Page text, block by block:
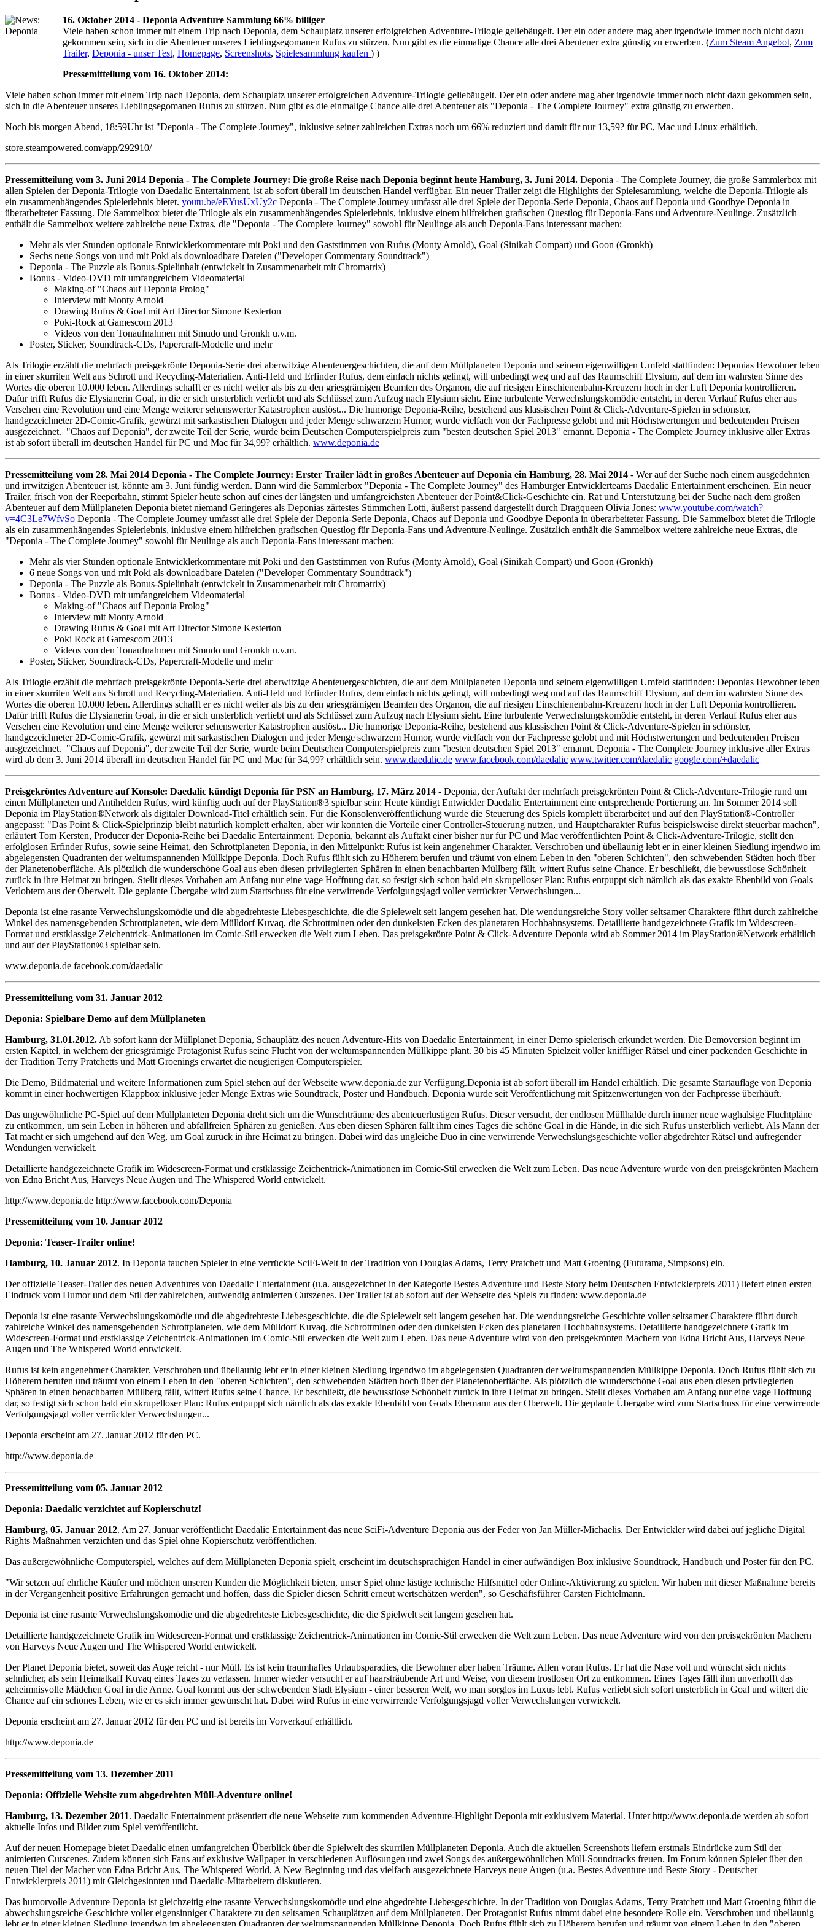
16. Oktober 2014 - Deponia Adventure Sammlung 66% billiger
Viele haben schon immer mit einem Trip nach Deponia, dem Schauplatz unserer erfolgreichen Adventure-Trilogie geliebäugelt. Der ein oder andere mag aber irgendwie immer noch nicht dazu
gekommen sein, sich in die Abenteuer unseres Lieblingsegomanen Rufus zu stürzen. Nun gibt es die einmalige Chance alle drei Abenteuer extra günstig zu erwerben. (Zum Steam Angebot, Zum
Trailer, Deponia - unser Test, Homepage, Screenshots, Spielesammlung kaufen ) )
Pressemitteilung vom 16. Oktober 2014:
Viele haben schon immer mit einem Trip nach Deponia, dem Schauplatz unserer erfolgreichen Adventure-Trilogie geliebäugelt. Der ein oder andere mag aber irgendwie immer noch nicht dazu gekommen sein,
sich in die Abenteuer unseres Lieblingsegomanen Rufus zu stürzen. Nun gibt es die einmalige Chance alle drei Abenteuer als "Deponia - The Complete Journey" extra günstig zu erwerben.
Noch bis morgen Abend, 18:59Uhr ist "Deponia - The Complete Journey", inklusive seiner zahlreichen Extras noch um 66% reduziert und damit für nur 13,59? für PC, Mac und Linux erhältlich.
store.steampowered.com/app/292910/
Pressemitteilung vom 3. Juni 2014 Deponia - The Complete Journey: Die große Reise nach Deponia beginnt heute Hamburg, 3. Juni 2014. Deponia - The Complete Journey, die große Sammlerbox mit
allen Spielen der Deponia-Trilogie von Daedalic Entertainment, ist ab sofort überall im deutschen Handel verfügbar. Ein neuer Trailer zeigt die Highlights der Spielesammlung, welche die Deponia-Trilogie als
ein zusammenhängendes Spielerlebnis bietet. youtu.be/eEYusUxUy2c Deponia - The Complete Journey umfasst alle drei Spiele der Deponia-Serie Deponia, Chaos auf Deponia und Goodbye Deponia in
überarbeiteter Fassung. Die Sammelbox bietet die Trilogie als ein zusammenhängendes Spielerlebnis, inklusive einem hilfreichen grafischen Questlog für Deponia-Fans und Adventure-Neulinge. Zusätzlich
enthält die Sammelbox weitere zahlreiche neue Extras, die "Deponia - The Complete Journey" sowohl für Neulinge als auch Deponia-Fans interessant machen:
Mehr als vier Stunden optionale Entwicklerkommentare mit Poki und den Gaststimmen von Rufus (Monty Arnold), Goal (Sinikah Compart) und Goon (Gronkh)
Sechs neue Songs von und mit Poki als downloadbare Dateien ("Developer Commentary Soundtrack")
Deponia - The Puzzle als Bonus-Spielinhalt (entwickelt in Zusammenarbeit mit Chromatrix)
Bonus - Video-DVD mit umfangreichem Videomaterial
Making-of "Chaos auf Deponia Prolog"
Interview mit Monty Arnold
Drawing Rufus & Goal mit Art Director Simone Kesterton
Poki-Rock at Gamescom 2013
Videos von den Tonaufnahmen mit Smudo und Gronkh u.v.m.
Poster, Sticker, Soundtrack-CDs, Papercraft-Modelle und mehr
Als Trilogie erzählt die mehrfach preisgekrönte Deponia-Serie drei aberwitzige Abenteuergeschichten, die auf dem Müllplaneten Deponia und seinem eigenwilligen Umfeld stattfinden: Deponias Bewohner leben
in einer skurrilen Welt aus Schrott und Recycling-Materialien. Anti-Held und Erfinder Rufus, dem einfach nichts gelingt, will unbedingt weg und auf das Raumschiff Elysium, auf dem im wahrsten Sinne des
Wortes die oberen 10.000 leben. Allerdings schafft er es nicht weiter als bis zu den griesgrämigen Beamten des Organon, die auf riesigen Einschienenbahn-Kreuzern hoch in der Luft Deponia kontrollieren.
Dafür trifft Rufus die Elysianerin Goal, in die er sich unsterblich verliebt und als Schlüssel zum Aufzug nach Elysium sieht. Eine turbulente Verwechslungskomödie entsteht, in deren Verlauf Rufus eher aus
Versehen eine Revolution und eine Menge weiterer sehenswerter Katastrophen auslöst... Die humorige Deponia-Reihe, bestehend aus klassischen Point & Click-Adventure-Spielen in schönster,
handgezeichneter 2D-Comic-Grafik, gewürzt mit sarkastischen Dialogen und jeder Menge schwarzem Humor, wurde vielfach von der Fachpresse gelobt und mit Höchstwertungen und bedeutenden Preisen
ausgezeichnet. "Chaos auf Deponia", der zweite Teil der Serie, wurde beim Deutschen Computerspielpreis zum "besten deutschen Spiel 2013" ernannt. Deponia - The Complete Journey inklusive aller Extras
ist ab sofort überall im deutschen Handel für PC und Mac für 34,99? erhältlich. www.deponia.de
Pressemitteilung vom 28. Mai 2014 Deponia - The Complete Journey: Erster Trailer lädt in großes Abenteuer auf Deponia ein Hamburg, 28. Mai 2014 - Wer auf der Suche nach einem ausgedehnten
und irrwitzigen Abenteuer ist, könnte am 3. Juni fündig werden. Dann wird die Sammlerbox "Deponia - The Complete Journey" des Hamburger Entwicklerteams Daedalic Entertainment erscheinen. Ein neuer
Trailer, frisch von der Reeperbahn, stimmt Spieler heute schon auf eines der längsten und umfangreichsten Abenteuer der Point&Click-Geschichte ein. Rat und Unterstützung bei der Suche nach dem großen
Abenteuer auf dem Müllplaneten Deponia bietet niemand Geringeres als Deponias zärtestes Stimmchen Lotti, äußerst passend dargestellt durch Dragqueen Olivia Jones: www.youtube.com/watch?
v=4C3Le7WfvSo Deponia - The Complete Journey umfasst alle drei Spiele der Deponia-Serie Deponia, Chaos auf Deponia und Goodbye Deponia in überarbeiteter Fassung. Die Sammelbox bietet die Trilogie
als ein zusammenhängendes Spielerlebnis, inklusive einem hilfreichen grafischen Questlog für Deponia-Fans und Adventure-Neulinge. Zusätzlich enthält die Sammelbox weitere zahlreiche neue Extras, die
"Deponia - The Complete Journey" sowohl für Neulinge als auch Deponia-Fans interessant machen:
Mehr als vier Stunden optionale Entwicklerkommentare mit Poki und den Gaststimmen von Rufus (Monty Arnold), Goal (Sinikah Compart) und Goon (Gronkh)
6 neue Songs von und mit Poki als downloadbare Dateien ("Developer Commentary Soundtrack")
Deponia - The Puzzle als Bonus-Spielinhalt (entwickelt in Zusammenarbeit mit Chromatrix)
Bonus - Video-DVD mit umfangreichem Videomaterial
Making-of "Chaos auf Deponia Prolog"
Interview mit Monty Arnold
Drawing Rufus & Goal mit Art Director Simone Kesterton
Poki Rock at Gamescom 2013
Videos von den Tonaufnahmen mit Smudo und Gronkh u.v.m.
Poster, Sticker, Soundtrack-CDs, Papercraft-Modelle und mehr
Als Trilogie erzählt die mehrfach preisgekrönte Deponia-Serie drei aberwitzige Abenteuergeschichten, die auf dem Müllplaneten Deponia und seinem eigenwilligen Umfeld stattfinden: Deponias Bewohner leben
in einer skurrilen Welt aus Schrott und Recycling-Materialien. Anti-Held und Erfinder Rufus, dem einfach nichts gelingt, will unbedingt weg und auf das Raumschiff Elysium, auf dem im wahrsten Sinne des
Wortes die oberen 10.000 leben. Allerdings schafft er es nicht weiter als bis zu den griesgrämigen Beamten des Organon, die auf riesigen Einschienenbahn-Kreuzern hoch in der Luft Deponia kontrollieren.
Dafür trifft Rufus die Elysianerin Goal, in die er sich unsterblich verliebt und als Schlüssel zum Aufzug nach Elysium sieht. Eine turbulente Verwechslungskomödie entsteht, in deren Verlauf Rufus eher aus
Versehen eine Revolution und eine Menge weiterer sehenswerter Katastrophen auslöst... Die humorige Deponia-Reihe, bestehend aus klassischen Point & Click-Adventure-Spielen in schönster,
handgezeichneter 2D-Comic-Grafik, gewürzt mit sarkastischen Dialogen und jeder Menge schwarzem Humor, wurde vielfach von der Fachpresse gelobt und mit Höchstwertungen und bedeutenden Preisen
ausgezeichnet. "Chaos auf Deponia", der zweite Teil der Serie, wurde beim Deutschen Computerspielpreis zum "besten deutschen Spiel 2013" ernannt. Deponia - The Complete Journey inklusive aller Extras
wird ab dem 3. Juni 2014 überall im deutschen Handel für PC und Mac für 34,99? erhältlich sein. www.daedalic.de www.facebook.com/daedalic www.twitter.com/daedalic google.com/+daedalic
Preisgekröntes Adventure auf Konsole: Daedalic kündigt Deponia für PSN an Hamburg, 17. März 2014 - Deponia, der Auftakt der mehrfach preisgekrönten Point & Click-Adventure-Trilogie rund um
einen Müllplaneten und Antihelden Rufus, wird künftig auch auf der PlayStation®3 spielbar sein: Heute kündigt Entwickler Daedalic Entertainment eine entsprechende Portierung an. Im Sommer 2014 soll
Deponia im PlayStation®Network als digitaler Download-Titel erhältlich sein. Für die Konsolenveröffentlichung wurde die Steuerung des Spiels komplett überarbeitet und auf den PlayStation®-Controller
angepasst: "Das Point & Click-Spielprinzip bleibt natürlich komplett erhalten, aber wir konnten die Vorteile einer Controller-Steuerung nutzen, und Hauptcharakter Rufus beispielsweise direkt steuerbar machen",
erläutert Tom Kersten, Producer der Deponia-Reihe bei Daedalic Entertainment. Deponia, bekannt als Auftakt einer bisher nur für PC und Mac veröffentlichten Point & Click-Adventure-Trilogie, stellt den
erfolglosen Erfinder Rufus, sowie seine Heimat, den Schrottplaneten Deponia, in den Mittelpunkt: Rufus ist kein angenehmer Charakter. Verschroben und übellaunig lebt er in einer kleinen Siedlung irgendwo im
abgelegensten Quadranten der weltumspannenden Müllkippe Deponia. Doch Rufus fühlt sich zu Höherem berufen und träumt von einem Leben in den "oberen Schichten", den schwebenden Städten hoch über
der Planetenoberfläche. Als plötzlich die wunderschöne Goal aus eben diesen privilegierten Sphären in einen benachbarten Müllberg fällt, wittert Rufus seine Chance. Er beschließt, die bewusstlose Schönheit
zurück in ihre Heimat zu bringen. Stellt dieses Vorhaben am Anfang nur eine vage Hoffnung dar, so festigt sich schon bald ein skrupelloser Plan: Rufus entpuppt sich nämlich als das exakte Ebenbild von Goals
Verlobtem aus der Oberwelt. Die geplante Übergabe wird zum Startschuss für eine verwirrende Verfolgungsjagd voller verrückter Verwechslungen...
Deponia ist eine rasante Verwechslungskomödie und die abgedrehteste Liebesgeschichte, die die Spielewelt seit langem gesehen hat. Die wendungsreiche Story voller seltsamer Charaktere führt durch zahlreiche
Winkel des namensgebenden Schrottplaneten, wie dem Mülldorf Kuvaq, die Schrottminen oder den dunkelsten Ecken des planetaren Hochbahnsystems. Detaillierte handgezeichnete Grafik im Widescreen-
Format und erstklassige Zeichentrick-Animationen im Comic-Stil erwecken die Welt zum Leben. Das preisgekrönte Point & Click-Adventure Deponia wird ab Sommer 2014 im PlayStation®Network erhältlich
und auf der PlayStation®3 spielbar sein.
www.deponia.de facebook.com/daedalic
Pressemitteilung vom 31. Januar 2012
Deponia: Spielbare Demo auf dem Müllplaneten
Hamburg, 31.01.2012. Ab sofort kann der Müllplanet Deponia, Schauplätz des neuen Adventure-Hits von Daedalic Entertainment, in einer Demo spielerisch erkundet werden. Die Demoversion beginnt im
ersten Kapitel, in welchem der griesgrämige Protagonist Rufus seine Flucht von der weltumspannenden Müllkippe plant. 30 bis 45 Minuten Spielzeit voller kniffliger Rätsel und einer packenden Geschichte in
der Tradition Terry Pratchetts und Matt Groenings erwartet die neugierigen Computerspieler.
Die Demo, Bildmaterial und weitere Informationen zum Spiel stehen auf der Webseite www.deponia.de zur Verfügung.Deponia ist ab sofort überall im Handel erhältlich. Die gesamte Startauflage von Deponia
kommt in einer hochwertigen Klappbox inklusive jeder Menge Extras wie Soundtrack, Poster und Handbuch. Deponia wurde seit Veröffentlichung mit Spitzenwertungen von der Fachpresse überhäuft.
Das ungewöhnliche PC-Spiel auf dem Müllplanteten Deponia dreht sich um die Wunschträume des abenteuerlustigen Rufus. Dieser versucht, der endlosen Müllhalde durch immer neue waghalsige Fluchtpläne
zu entkommen, um sein Leben in höheren und abfallfreien Sphären zu genießen. Aus eben diesen Sphären fällt ihm eines Tages die schöne Goal in die Hände, in die sich Rufus unsterblich verliebt. Als Mann der
Tat macht er sich umgehend auf den Weg, um Goal zurück in ihre Heimat zu bringen. Dabei wird das ungleiche Duo in eine verwirrende Verwechslungsgeschichte voller abgedrehter Rätsel und aufregender
Wendungen verwickelt.
Detaillierte handgezeichnete Grafik im Widescreen-Format und erstklassige Zeichentrick-Animationen im Comic-Stil erwecken die Welt zum Leben. Das neue Adventure wurde von den preisgekrönten Machern
von Edna Bricht Aus, Harveys Neue Augen und The Whispered World entwickelt.
http://www.deponia.de http://www.facebook.com/Deponia
Pressemitteilung vom 10. Januar 2012
Deponia: Teaser-Trailer online!
Hamburg, 10. Januar 2012. In Deponia tauchen Spieler in eine verrückte SciFi-Welt in der Tradition von Douglas Adams, Terry Pratchett und Matt Groening (Futurama, Simpsons) ein.
Der offizielle Teaser-Trailer des neuen Adventures von Daedalic Entertainment (u.a. ausgezeichnet in der Kategorie Bestes Adventure und Beste Story beim Deutschen Entwicklerpreis 2011) liefert einen ersten
Eindruck vom Humor und dem Stil der zahlreichen, aufwendig animierten Cutszenes. Der Trailer ist ab sofort auf der Webseite des Spiels zu finden: www.deponia.de
Deponia ist eine rasante Verwechslungskomödie und die abgedrehteste Liebesgeschichte, die die Spielewelt seit langem gesehen hat. Die wendungsreiche Geschichte voller seltsamer Charaktere führt durch
zahlreiche Winkel des namensgebenden Schrottplaneten, wie dem Mülldorf Kuvaq, die Schrottminen oder den dunkelsten Ecken des planetaren Hochbahnsystems. Detaillierte handgezeichnete Grafik im
Widescreen-Format und erstklassige Zeichentrick-Animationen im Comic-Stil erwecken die Welt zum Leben. Das neue Adventure wird von den preisgekrönten Machern von Edna Bricht Aus, Harveys Neue
Augen und The Whispered World entwickelt.
Rufus ist kein angenehmer Charakter. Verschroben und übellaunig lebt er in einer kleinen Siedlung irgendwo im abgelegensten Quadranten der weltumspannenden Müllkippe Deponia. Doch Rufus fühlt sich zu
Höherem berufen und träumt von einem Leben in den "oberen Schichten", den schwebenden Städten hoch über der Planetenoberfläche. Als plötzlich die wunderschöne Goal aus eben diesen privilegierten
Sphären in einen benachbarten Müllberg fällt, wittert Rufus seine Chance. Er beschließt, die bewusstlose Schönheit zurück in ihre Heimat zu bringen. Stellt dieses Vorhaben am Anfang nur eine vage Hoffnung
dar, so festigt sich schon bald ein skrupelloser Plan: Rufus entpuppt sich nämlich als das exakte Ebenbild von Goals Ehemann aus der Oberwelt. Die geplante Übergabe wird zum Startschuss für eine verwirrende
Verfolgungsjagd voller verrückter Verwechslungen...
Deponia erscheint am 27. Januar 2012 für den PC.
http://www.deponia.de
Pressemitteilung vom 05. Januar 2012
Deponia: Daedalic verzichtet auf Kopierschutz!
Hamburg, 05. Januar 2012. Am 27. Januar veröffentlicht Daedalic Entertainment das neue SciFi-Adventure Deponia aus der Feder von Jan Müller-Michaelis. Der Entwickler wird dabei auf jegliche Digital
Rights Maßnahmen verzichten und das Spiel ohne Kopierschutz veröffentlichen.
Das außergewöhnliche Computerspiel, welches auf dem Müllplaneten Deponia spielt, erscheint im deutschsprachigen Handel in einer aufwändigen Box inklusive Soundtrack, Handbuch und Poster für den PC.
"Wir setzen auf ehrliche Käufer und möchten unseren Kunden die Möglichkeit bieten, unser Spiel ohne lästige technische Hilfsmittel oder Online-Aktivierung zu spielen. Wir haben mit dieser Maßnahme bereits
in der Vergangenheit positive Erfahrungen gemacht und hoffen, dass die Spieler diesen Schritt erneut wertschätzen werden", so Geschäftsführer Carsten Fichtelmann.
Deponia ist eine rasante Verwechslungskomödie und die abgedrehteste Liebesgeschichte, die die Spielwelt seit langem gesehen hat.
Detaillierte handgezeichnete Grafik im Widescreen-Format und erstklassige Zeichentrick-Animationen im Comic-Stil erwecken die Welt zum Leben. Das neue Adventure wird von den preisgekrönten Machern
von Harveys Neue Augen und The Whispered World entwickelt.
Der Planet Deponia bietet, soweit das Auge reicht - nur Müll. Es ist kein traumhaftes Urlaubsparadies, die Bewohner aber haben Träume. Allen voran Rufus. Er hat die Nase voll und wünscht sich nichts
sehnlicher, als sein Heimatkaff Kuvaq eines Tages zu verlassen. Immer wieder versucht er auf haarsträubende Art und Weise, von diesem trostlosen Ort zu entkommen. Eines Tages fällt ihm unverhofft das
geheimnisvolle Mädchen Goal in die Arme. Goal kommt aus der schwebenden Stadt Elysium - einer besseren Welt, wo man sorglos im Luxus lebt. Rufus verliebt sich sofort unsterblich in Goal und wittert die
Chance auf ein schönes Leben, wie er es sich immer gewünscht hat. Dabei wird Rufus in eine verwirrende Verfolgungsjagd voller Verwechslungen verwickelt.
Deponia erscheint am 27. Januar 2012 für den PC und ist bereits im Vorverkauf erhältlich.
http://www.deponia.de
Pressemitteilung vom 13. Dezember 2011
Deponia: Offizielle Website zum abgedrehten Müll-Adventure online!
Hamburg, 13. Dezember 2011. Daedalic Entertainment präsentiert die neue Webseite zum kommenden Adventure-Highlight Deponia mit exklusivem Material. Unter http://www.deponia.de werden ab sofort
aktuelle Infos und Bilder zum Spiel veröffentlicht.
Auf der neuen Homepage bietet Daedalic einen umfangreichen Überblick über die Spielwelt des skurrilen Müllplaneten Deponia. Auch die aktuellen Screenshots liefern erstmals Eindrücke zum Stil der
animierten Cutscenes. Zudem können sich Fans auf exklusive Wallpaper in verschiedenen Auflösungen und zwei Songs des außergewöhnlichen Müll-Soundtracks freuen. Im Forum können Spieler über den
neuen Titel der Macher von Edna Bricht Aus, The Whispered World, A New Beginning und das vielfach ausgezeichnete Harveys neue Augen (u.a. Bestes Adventure und Beste Story - Deutscher
Entwicklerpreis 2011) mit Gleichgesinnten und Daedalic-Mitarbeitern diskutieren.
Das humorvolle Adventure Deponia ist gleichzeitig eine rasante Verwechslungskomödie und eine abgedrehte Liebesgeschichte. In der Tradition von Douglas Adams, Terry Pratchett und Matt Groening führt die
abwechslungsreiche Geschichte voller eigensinniger Charaktere zu den seltsamen Schauplätzen auf dem Müllplaneten. Der Protagonist Rufus nimmt dabei eine besondere Rolle ein. Verschroben und übellaunig
lebt er in einer kleinen Siedlung irgendwo im abgelegensten Quadranten der weltumspannenden Müllkippe Deponia. Doch Rufus fühlt sich zu Höherem berufen und träumt von einem Leben in den "oberen